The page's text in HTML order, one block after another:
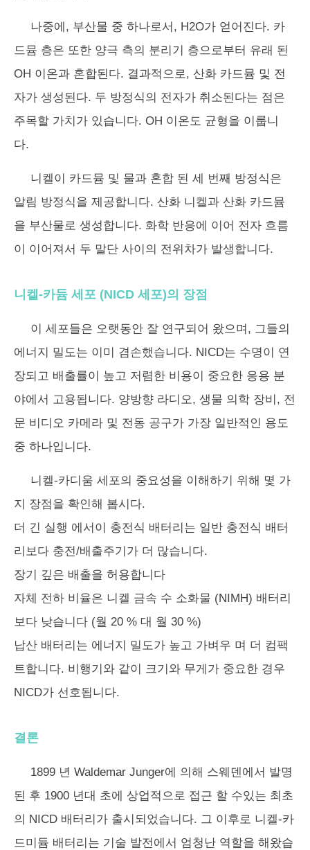
나중에, 부산물 중 하나로서, H2O가 얻어진다. 카
드뮴 층은 또한 양극 측의 분리기 층으로부터 유래 된
OH 이온과 혼합된다. 결과적으로, 산화 카드뮴 및 전
자가 생성된다. 두 방정식의 전자가 취소된다는 점은
주목할 가치가 있습니다. OH 이온도 균형을 이룹니
다.
니켈이 카드뮴 및 물과 혼합 된 세 번째 방정식은
알림 방정식을 제공합니다. 산화 니켈과 산화 카드뮴
을 부산물로 생성합니다. 화학 반응에 이어 전자 흐름
이 이어져서 두 말단 사이의 전위차가 발생합니다.
니켈-카듐 세포 (NICD 세포)의 장점
이 세포들은 오랫동안 잘 연구되어 왔으며, 그들의
에너지 밀도는 이미 겸손했습니다. NICD는 수명이 연
장되고 배출률이 높고 저렴한 비용이 중요한 응용 분
야에서 고용됩니다. 양방향 라디오, 생물 의학 장비, 전
문 비디오 카메라 및 전동 공구가 가장 일반적인 용도
중 하나입니다.
니켈-카디움 세포의 중요성을 이해하기 위해 몇 가
지 장점을 확인해 봅시다.
더 긴 실행 에서이 충전식 배터리는 일반 충전식 배터
리보다 충전/배출주기가 더 많습니다.
장기 깊은 배출을 허용합니다
자체 전하 비율은 니켈 금속 수 소화물 (NIMH) 배터리
보다 낮습니다 (월 20 % 대 월 30 %)
납산 배터리는 에너지 밀도가 높고 가벼우 며 더 컴팩
트합니다. 비행기와 같이 크기와 무게가 중요한 경우
NICD가 선호됩니다.
결론
1899 년 Waldemar Junger에 의해 스웨덴에서 발명
된 후 1900 년대 초에 상업적으로 접근 할 수있는 최초
의 NICD 배터리가 출시되었습니다. 그 이후로 니켈-카
드미듐 배터리는 기술 발전에서 엄청난 역할을 해왔습